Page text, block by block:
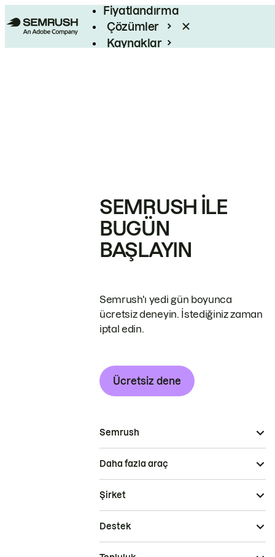
Fiyatlandırma
Çözümler
Kaynaklar
SEMRUSH ILE
BUGÜN
BAŞLAYIN
Semrush'ı yedi gün boyunca
ücretsiz deneyin. İstediğiniz zaman
iptal edin.
Ücretsiz dene
Semrush
Daha fazla araç
Şirket
Destek